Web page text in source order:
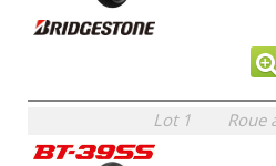
Lot 1 Roue